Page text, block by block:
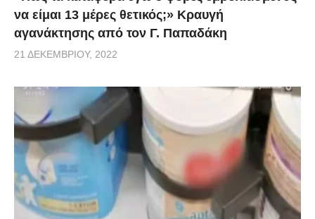
να είμαι 13 μέρες θετικός;» Κραυγή
αγανάκτησης από τον Γ. Παπαδάκη
21 ΔΕΚΕΜΒΡΊΟΥ, 2022